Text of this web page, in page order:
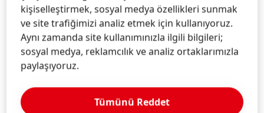
kişiselleştirmek, sosyal medya özellikleri sunmak
ve site trafiğimizi analiz etmek için kullanıyoruz.
Aynı zamanda site kullanımınızla ilgili bilgileri;
sosyal medya, reklamcılık ve analiz ortaklarımızla
paylaşıyoruz.
Tümünü Reddet